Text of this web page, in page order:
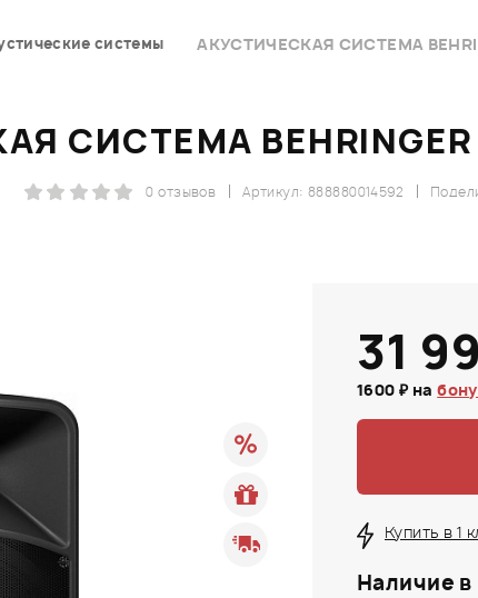
системы АКУСТИЧЕСКАЯ СИСТЕМА
СИСТЕМА BEHRINGER
Артикул: 888880014592
0 отзывов
31
1600 ₽ на
Купить в 1
Наличие в